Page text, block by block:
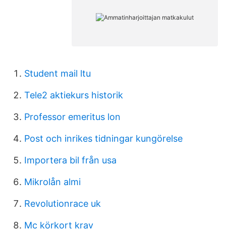
Student mail ltu
Tele2 aktiekurs historik
Professor emeritus lon
Post och inrikes tidningar kungörelse
Importera bil från usa
Mikrolån almi
Revolutionrace uk
Mc körkort krav